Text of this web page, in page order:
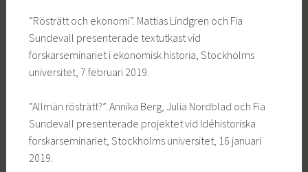
”Rösträtt och ekonomi”. Mattias Lindgren och Fia
Sundevall presenterade textutkast vid
forskarseminariet i ekonomisk historia, Stockholms
universitet, 7 februari 2019.
”Allmän rösträtt?”. Annika Berg, Julia Nordblad och Fia
Sundevall presenterade projektet vid Idéhistoriska
forskarseminariet, Stockholms universitet, 16 januari
2019.